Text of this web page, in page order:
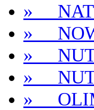
»
»
»
»
»